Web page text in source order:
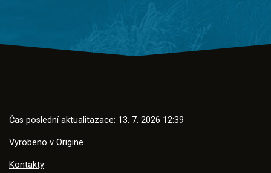
Čas poslední aktualitazace: 13. 7. 2026 12:39
Vyrobeno v Origine
Kontakty